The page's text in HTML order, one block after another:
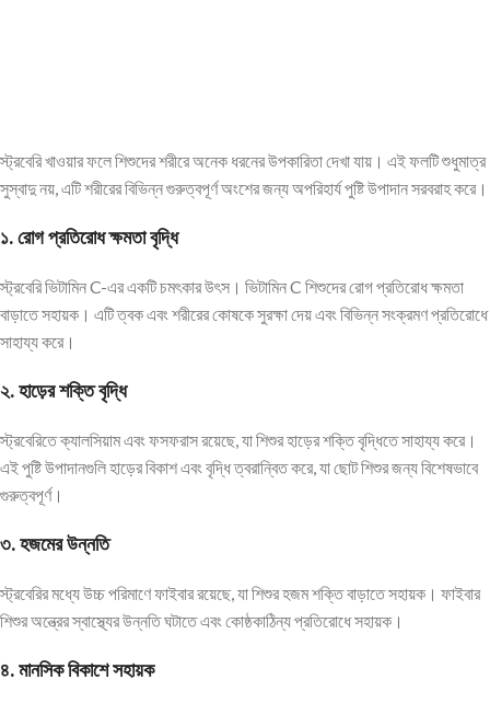
স্ট্রবেরি খাওয়ার ফলে শিশুদের শরীরে অনেক ধরনের উপকারিতা দেখা যায়। এই ফলটি শুধুমাত্র
সুস্বাদু নয়, এটি শরীরের বিভিন্ন গুরুত্বপূর্ণ অংশের জন্য অপরিহার্য পুষ্টি উপাদান সরবরাহ করে।
১. রোগ প্রতিরোধ ক্ষমতা বৃদ্ধি
স্ট্রবেরি ভিটামিন C-এর একটি চমৎকার উৎস। ভিটামিন C শিশুদের রোগ প্রতিরোধ ক্ষমতা
বাড়াতে সহায়ক। এটি ত্বক এবং শরীরের কোষকে সুরক্ষা দেয় এবং বিভিন্ন সংক্রমণ প্রতিরোধে
সাহায্য করে।
২. হাড়ের শক্তি বৃদ্ধি
স্ট্রবেরিতে ক্যালসিয়াম এবং ফসফরাস রয়েছে, যা শিশুর হাড়ের শক্তি বৃদ্ধিতে সাহায্য করে।
এই পুষ্টি উপাদানগুলি হাড়ের বিকাশ এবং বৃদ্ধি ত্বরান্বিত করে, যা ছোট শিশুর জন্য বিশেষভাবে
গুরুত্বপূর্ণ।
৩. হজমের উন্নতি
স্ট্রবেরির মধ্যে উচ্চ পরিমাণে ফাইবার রয়েছে, যা শিশুর হজম শক্তি বাড়াতে সহায়ক। ফাইবার
শিশুর অন্ত্রের স্বাস্থ্যের উন্নতি ঘটাতে এবং কোষ্ঠকাঠিন্য প্রতিরোধে সহায়ক।
৪. মানসিক বিকাশে সহায়ক